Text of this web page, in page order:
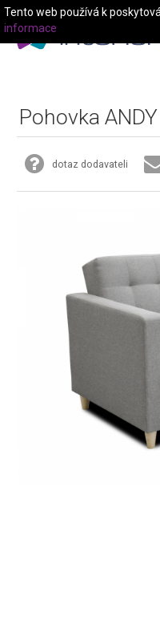
Pohovka ANDY
dotaz dodavateli
Tento web používá k
informace